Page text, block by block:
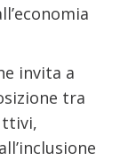
invita a
tra